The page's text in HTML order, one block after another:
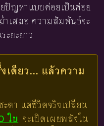
ยปัญหาแบบค่อยเป็นค่อย
ำเสมอ ความสัมพันธ์จะ
ยะยาว
ดียว... แล้วความ
ตา แต่ชีวิตจริงเปลี่ยน
ใบ จะเปิดเผยพลังใน